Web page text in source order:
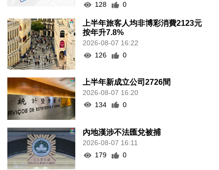
128
0
上半年旅客人均非博彩消費2123元
按年升7.8%
2026-08-07 16:22
126
0
上半年新成立公司2726間
2026-08-07 16:20
134
0
內地漢涉不法匯兌被捕
2026-08-07 16:11
179
0